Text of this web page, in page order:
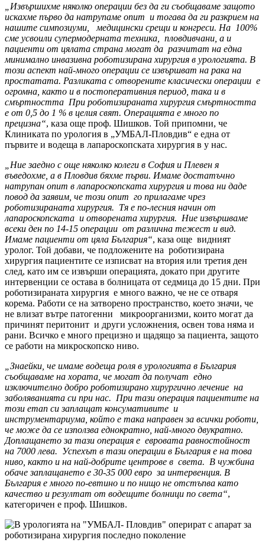
„Извършихме няколко операции без да ги съобщаваме защото
искахме първо да натрупаме опит и тогава да ги разкрием на
нашите симпозиуми, медицински срещи и конгреси. На 100%
сме усвоили супермодерната техника, пловдивчани, а и
пациенти от цялата страна могат да разчитат на една
минимално инвазивна роботизирана хирургия в урологията. В
този аспект най-много операции се извършват на рака на
простатата. Разликата с отворените класически операции е
огромна, както и в постоперативния период, така и в
смъртността При роботизираната хирургия смъртността
е от 0,5 до 1 % в целия свят. Операцията е много по
прецизна“, каза още проф. Шишков. Той припомни, че
Клиниката по урология в „УМБАЛ-Пловдив“ е една от
първите и водеща в лапароскопската хирургия в у нас.
„Ние заедно с още няколко колеги в София и Плевен я
въведохме, а в Пловдив бяхме първи. Имаме достатъчно
натрупан опит в лапароскопската хирургия и това ни даде
повод да заявим, че този опит го прилагаме чрез
роботизираната хирургия. Тя е по-лесния начин от
лапароскопската и отворената хирургия. Ние извършваме
всеки ден по 14-15 операции от различна тежест и вид.
Имаме пациенти от цяла България“, каза още видният
уролог. Той добави, че подложените на роботизирана
хирургия пациентите се изписват на втория или третия ден
след, като им се извърши операцията, докато при другите
интервенции се остава в болницата от седмица до 15 дни. При
роботизираната хирургия е много важно, че не се отваря
корема. Работи се на затворено пространство, което значи, че
не влизат вътре патогенни микроорганизми, които могат да
причинят перитонит и други усложнения, освен това няма и
рани. Всичко е много прецизно и щадящо за пациента, защото
се работи на микроскопско ниво.
„Знаейки, че имаме водеща роля в урологията в България
съобщаваме на хората, че могат да получат едно
изключително добро роботизирано хирургично лечение на
заболяванията си при нас. При тази операция пациентите на
този етап си заплащат консумативите и
инструментариума, който е така направен за всички роботи,
че може да се използва еднократно, най-много двукратно.
Доплащането за тази операция е евровата равностойност
на 7000 лева. Успехът в тази операции в България е на това
ниво, както и на най-добрите центрове в света. В чужбина
обаче заплащането е 30-35 000 евро за интервенция. В
България е много по-евтино и по нищо не отстъпва като
качество и резултат от водещите болници по света“,
категоричен е проф. Шишков.